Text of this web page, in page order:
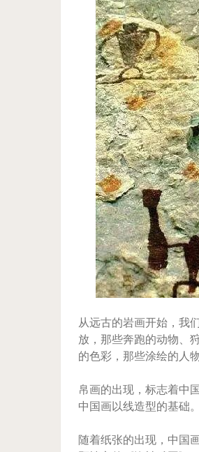
从远古的岩画开始，我
放，那些奔跑的动物、
的色彩，那些涂绘的人
帛画的出现，标志着中
中国画以线造型的基础
随着纸张的出现，中国